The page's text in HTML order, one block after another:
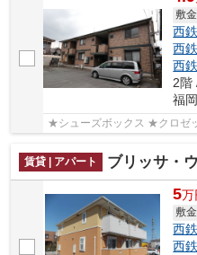
敷金
西
西
西
2階
福
★シューズボックス ★クロゼ
賃貸 | アパート ブリッサ・
5万
敷金
西
西